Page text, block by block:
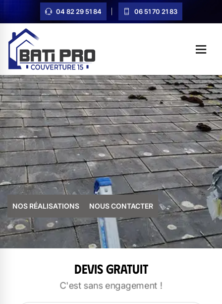
04 82 29 51 84 06 51 70 21 83
NOS RÉALISATIONS NOUS CONTACTER
Devis gratuit
C'est sans engagement !